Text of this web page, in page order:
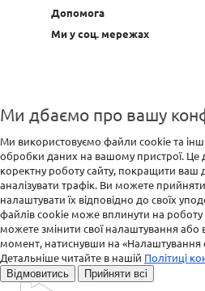
Допомога
Ми у соц. мережах
Ми дбаємо про вашу
Ми використовуємо файли cookie та інші
обробки даних на вашому пристрої. Це
коректну роботу сайту, покращити ваш
аналізувати трафік. Ви можете
налаштувати їх відповідно до своїх
файлів cookie може вплинути на роботу
можете змінити свої налаштування або
момент, натиснувши на «Налаштування
Детальніше читайте в нашій Політиці
Відмовитись Прийняти всі